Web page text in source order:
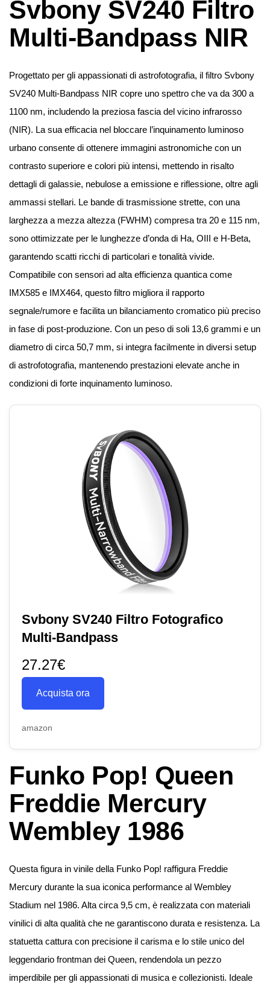
Svbony SV240 Filtro
Multi-Bandpass NIR
Progettato per gli appassionati di astrofotografia, il filtro Svbony
SV240 Multi-Bandpass NIR copre uno spettro che va da 300 a
1100 nm, includendo la preziosa fascia del vicino infrarosso
(NIR). La sua efficacia nel bloccare l’inquinamento luminoso
urbano consente di ottenere immagini astronomiche con un
contrasto superiore e colori più intensi, mettendo in risalto
dettagli di galassie, nebulose a emissione e riflessione, oltre agli
ammassi stellari. Le bande di trasmissione strette, con una
larghezza a mezza altezza (FWHM) compresa tra 20 e 115 nm,
sono ottimizzate per le lunghezze d’onda di Ha, OIII e H-Beta,
garantendo scatti ricchi di particolari e tonalità vivide.
Compatibile con sensori ad alta efficienza quantica come
IMX585 e IMX464, questo filtro migliora il rapporto
segnale/rumore e facilita un bilanciamento cromatico più preciso
in fase di post-produzione. Con un peso di soli 13,6 grammi e un
diametro di circa 50,7 mm, si integra facilmente in diversi setup
di astrofotografia, mantenendo prestazioni elevate anche in
condizioni di forte inquinamento luminoso.
Svbony SV240 Filtro Fotografico
Multi-Bandpass
27.27€
Acquista ora
amazon
Funko Pop! Queen
Freddie Mercury
Wembley 1986
Questa figura in vinile della Funko Pop! raffigura Freddie
Mercury durante la sua iconica performance al Wembley
Stadium nel 1986. Alta circa 9,5 cm, è realizzata con materiali
vinilici di alta qualità che ne garantiscono durata e resistenza. La
statuetta cattura con precisione il carisma e lo stile unico del
leggendario frontman dei Queen, rendendola un pezzo
imperdibile per gli appassionati di musica e collezionisti. Ideale